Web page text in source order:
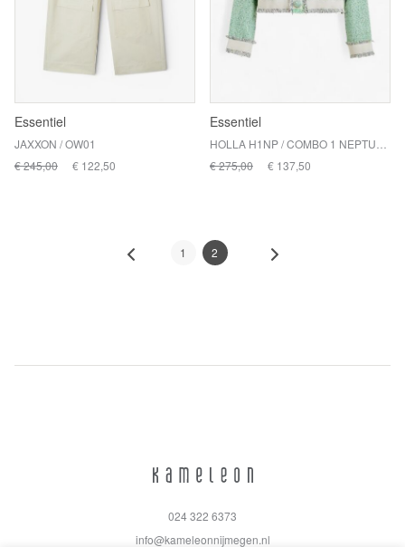
Essentiel
JAXXON / OW01
€ 245,00
€ 122,50
Essentiel
€ 275,00
€ 137,50
1 2
024 322 6373
info@kameleonnijmegen.nl